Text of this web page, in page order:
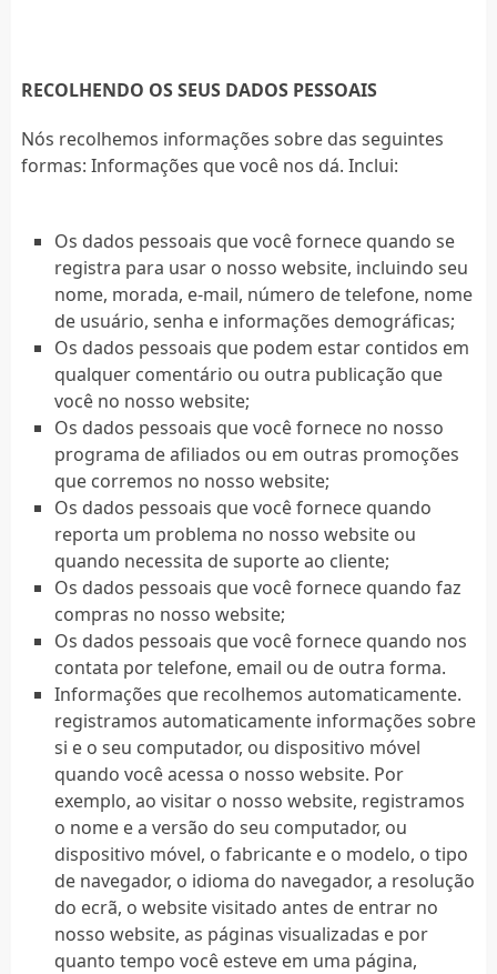
RECOLHENDO OS SEUS DADOS PESSOAIS
Nós recolhemos informações sobre das seguintes
formas: Informações que você nos dá. Inclui:
Os dados pessoais que você fornece quando se
registra para usar o nosso website, incluindo seu
nome, morada, e-mail, número de telefone, nome
de usuário, senha e informações demográficas;
Os dados pessoais que podem estar contidos em
qualquer comentário ou outra publicação que
você no nosso website;
Os dados pessoais que você fornece no nosso
programa de afiliados ou em outras promoções
que corremos no nosso website;
Os dados pessoais que você fornece quando
reporta um problema no nosso website ou
quando necessita de suporte ao cliente;
Os dados pessoais que você fornece quando faz
compras no nosso website;
Os dados pessoais que você fornece quando nos
contata por telefone, email ou de outra forma.
Informações que recolhemos automaticamente.
registramos automaticamente informações sobre
si e o seu computador, ou dispositivo móvel
quando você acessa o nosso website. Por
exemplo, ao visitar o nosso website, registramos
o nome e a versão do seu computador, ou
dispositivo móvel, o fabricante e o modelo, o tipo
de navegador, o idioma do navegador, a resolução
do ecrã, o website visitado antes de entrar no
nosso website, as páginas visualizadas e por
quanto tempo você esteve em uma página,